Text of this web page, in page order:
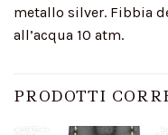
metallo silver. Fibbia
all’acqua 10 atm.
PRODOTTI